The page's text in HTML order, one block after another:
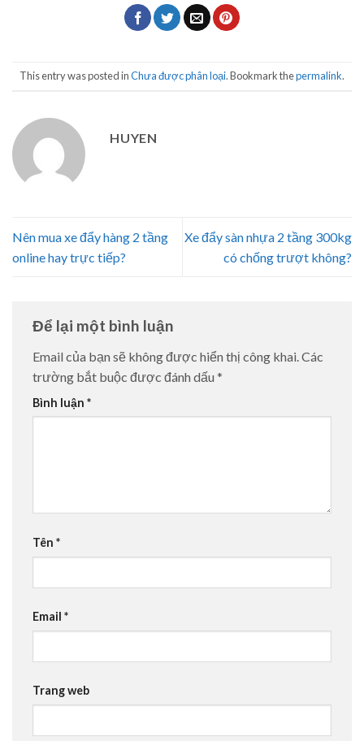
This entry was posted inChưa được phân loại. Bookmark thepermalink.
HUYEN
Nên mua xe đẩy hàng 2 tầng
online hay trực tiếp?
Xe đẩy sàn nhựa 2 tầng 300kg
có chống trượt không?
Để lại một bình luận
Email của bạn sẽ không được hiển thị công khai. Các
trường bắt buộc được đánh dấu *
Bình luận *
Tên *
Email *
Trang web